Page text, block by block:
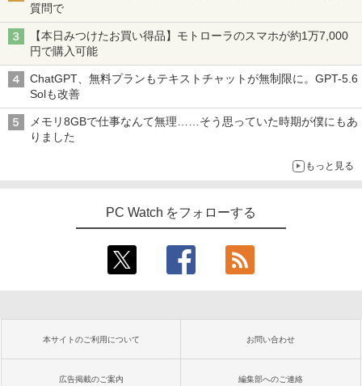
質問で
【本日みつけたお買い得品】モトローラのスマホが約1万7,000
円で購入可能
ChatGPT、無料プランもテキストチャットが無制限に。GPT-5.6
Solも改善
メモリ8GBで仕事なんて無理……そう思っていた時期が僕にもあ
りました
もっと見る
PC Watch をフォローする
本サイトのご利用について お問い合わせ
広告掲載のご案内 編集部へのご連絡